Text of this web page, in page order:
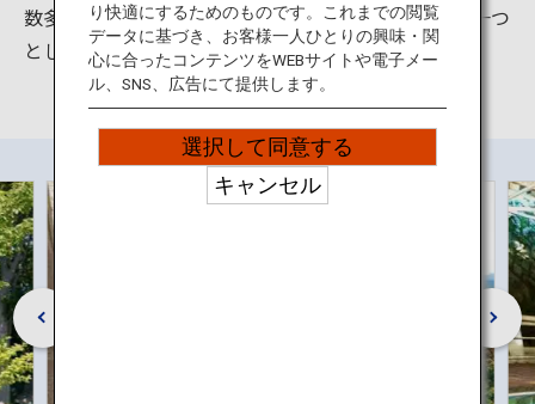
数多くあります。摩耶山からの夜景は日本3大夜景の一つ
としても有名です。
り快適にするためのものです。これまでの閲覧
データに基づき、お客様一人ひとりの興味・関
心に合ったコンテンツをWEBサイトや電子メー
ル、SNS、広告にて提供します。
選択して同意する
キャンセル